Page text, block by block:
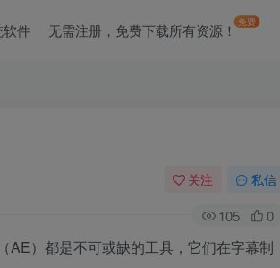
软件 无需注册，免费下载所有资源！免费
关注 私信
105 0
AE）都是不可或缺的工具，它们在字幕制